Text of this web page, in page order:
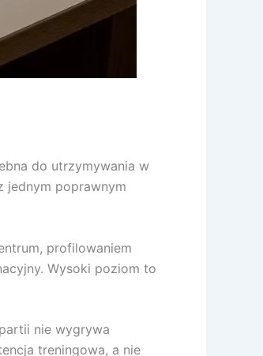
do utrzymywania w
jednym poprawnym
profilowaniem
Wysoki poziom to
nie wygrywa
treningowa, a nie